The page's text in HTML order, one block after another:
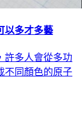
以多才多藝
許多人會從多功
不同顏色的原子